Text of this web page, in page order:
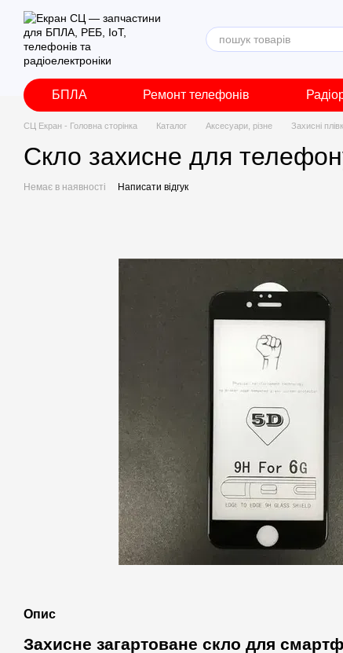
Перейти до основного контенту
БПЛА Ремонт телефонів
СЦ Екран - Головна сторінка Каталог Аксесуари, різне Захисні
Скло захисне для
Немає в наявності Написати відгук
Опис
Захисне загартоване скло для